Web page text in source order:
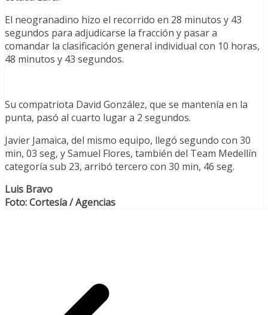
El neogranadino hizo el recorrido en 28 minutos y 43
segundos para adjudicarse la fracción y pasar a
comandar la clasificación general individual con 10 horas,
48 minutos y 43 segundos.
Su compatriota David González, que se mantenía en la
punta, pasó al cuarto lugar a 2 segundos.
Javier Jamaica, del mismo equipo, llegó segundo con 30
min, 03 seg, y Samuel Flores, también del Team Medellín
categoría sub 23, arribó tercero con 30 min, 46 seg.
Luis Bravo
Foto: Cortesía / Agencias